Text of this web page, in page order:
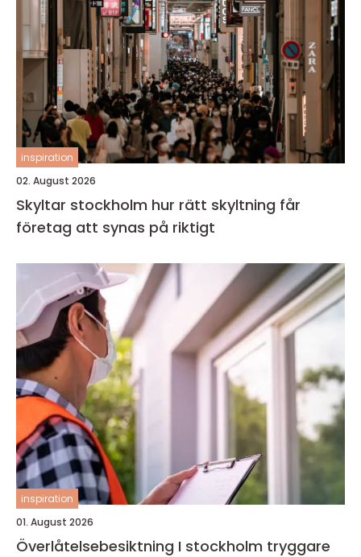
inspiration
02. August 2026
Skyltar stockholm hur rätt skyltning får
företag att synas på riktigt
inspiration
01. August 2026
Överlåtelsebesiktning I stockholm tryggare